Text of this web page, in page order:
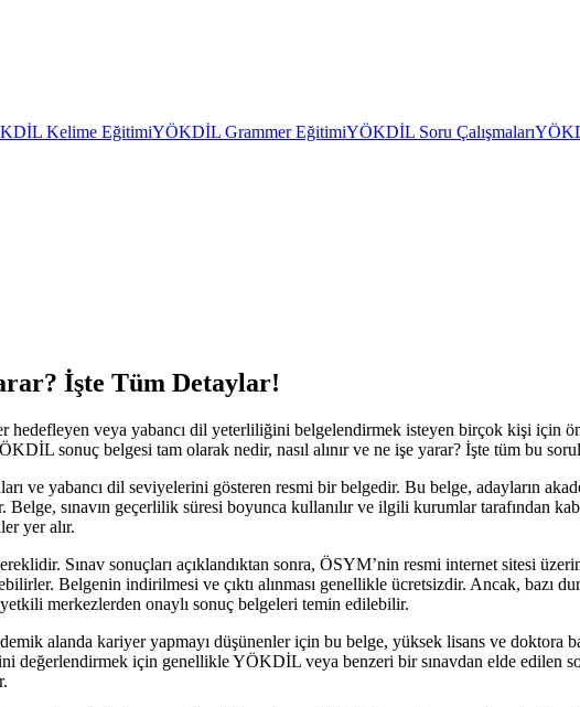
Kelime EğitimiYÖKDİL Grammer EğitimiYÖKDİL Soru Çalışmaları
İşte Tüm Detaylar!
veya yabancı dil yeterliliğini belgelendirmek isteyen birçok kişi için
sonuç belgesi tam olarak nedir, nasıl alınır ve ne işe yarar? İşte tüm bu
ve yabancı dil seviyelerini gösteren resmi bir belgedir. Bu belge, adayların
Belge, sınavın geçerlilik süresi boyunca kullanılır ve ilgili kurumlar tarafından
yer alır.
Sınav sonuçları açıklandıktan sonra, ÖSYM’nin resmi internet sitesi
Belgenin indirilmesi ve çıktı alınması genellikle ücretsizdir. Ancak, bazı
merkezlerden onaylı sonuç belgeleri temin edilebilir.
alanda kariyer yapmayı düşünenler için bu belge, yüksek lisans ve doktora
değerlendirmek için genellikle YÖKDİL veya benzeri bir sınavdan elde edilen